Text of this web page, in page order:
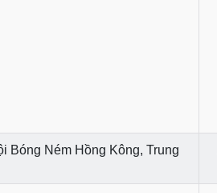
Bóng Ném Hồng Kông, Trung